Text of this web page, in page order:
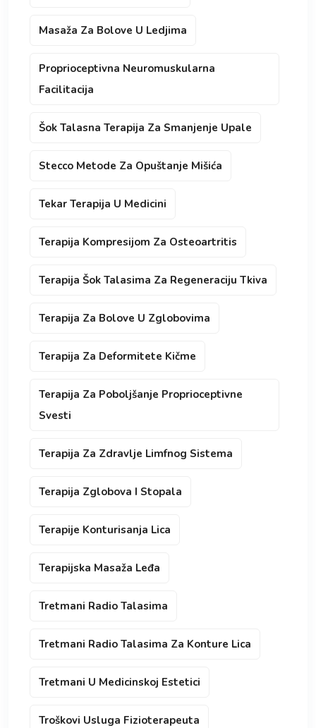
Masaža Za Bolove U Ledjima
Proprioceptivna Neuromuskularna
Facilitacija
Šok Talasna Terapija Za Smanjenje Upale
Stecco Metode Za Opuštanje Mišića
Tekar Terapija U Medicini
Terapija Kompresijom Za Osteoartritis
Terapija Šok Talasima Za Regeneraciju Tkiva
Terapija Za Bolove U Zglobovima
Terapija Za Deformitete Kičme
Terapija Za Poboljšanje Proprioceptivne
Svesti
Terapija Za Zdravlje Limfnog Sistema
Terapija Zglobova I Stopala
Terapije Konturisanja Lica
Terapijska Masaža Leđa
Tretmani Radio Talasima
Tretmani Radio Talasima Za Konture Lica
Tretmani U Medicinskoj Estetici
Troškovi Usluga Fizioterapeuta